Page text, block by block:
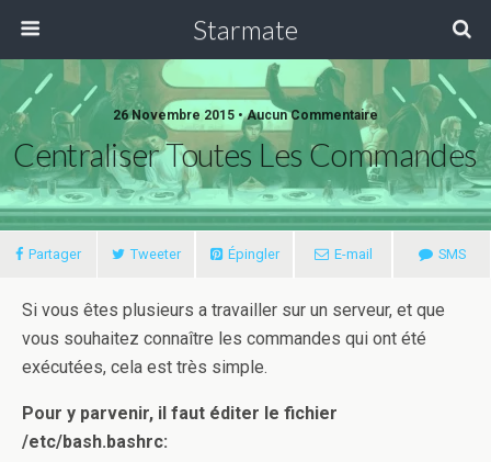
Starmate
26 Novembre 2015 •Aucun Commentaire
Centraliser Toutes Les Commandes
Partager Tweeter Épingler E-mail SMS
Si vous êtes plusieurs a travailler sur un serveur, et que
vous souhaitez connaître les commandes qui ont été
exécutées, cela est très simple.
Pour y parvenir, il faut éditer le fichier
/etc/bash.bashrc: